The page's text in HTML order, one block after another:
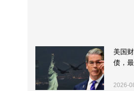
美国
债，
2026-